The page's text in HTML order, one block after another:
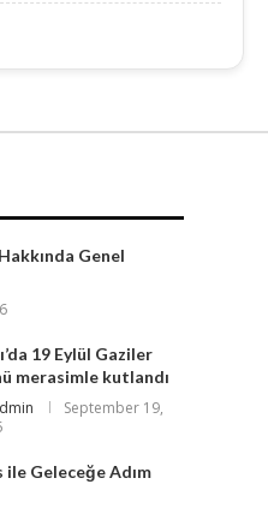
Genel
19 Eylül Gaziler
merasimle kutlandı
September 19,
ile Geleceğe Adım